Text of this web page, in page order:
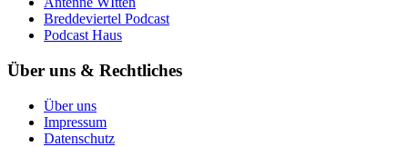
Breddeviertel Podcast
Podcast Haus
Über uns & Rechtliches
Über uns
Impressum
Datenschutz